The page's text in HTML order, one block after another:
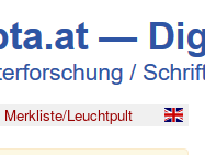
Merkliste/Leuchtpult